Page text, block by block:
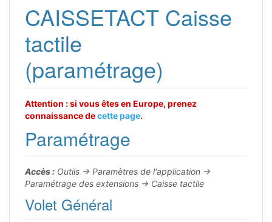
CAISSETACT Caisse
tactile
(paramétrage)
Attention : si vous êtes en Europe, prenez
connaissance decette page.
Paramétrage
Accès : Outils → Paramètres de l'application →
Paramétrage des extensions → Caisse tactile
Volet Général